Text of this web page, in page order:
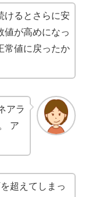
けるとさらに安
値が高めになっ
常値に戻ったか
アラ
ア
超えてしまっ